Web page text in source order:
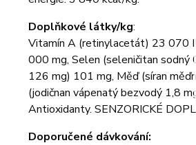
Doplňkové látky/kg:
Vitamín A (retinylacetát) 23 070
000 mg, Selen (seleničitan sodný
126 mg) 101 mg, Měď (síran
(jodičnan vápenatý bezvodý 1,8
Antioxidanty. SENZORICKÉ
Doporučené dávkování: